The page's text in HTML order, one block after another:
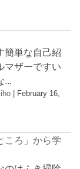
簡単な自己紹
マザーですい
| February 16,
ころ」から学